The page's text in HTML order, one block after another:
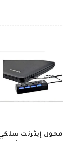
محول إيثرنت